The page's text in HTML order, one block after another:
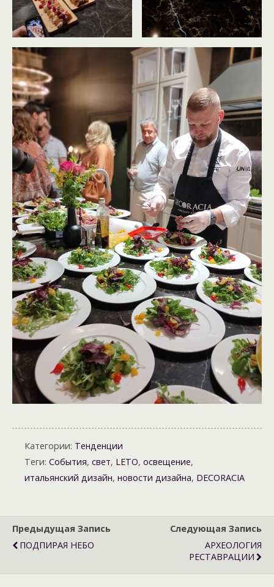
Категории: Тенденции
Теги: События, свет, LETO, освещение,
итальянский дизайн, новости дизайна, DECORACIA
Предыдущая Запись
ПОДПИРАЯ НЕБО
Следующая Запись
АРХЕОЛОГИЯ
РЕСТАВРАЦИИ